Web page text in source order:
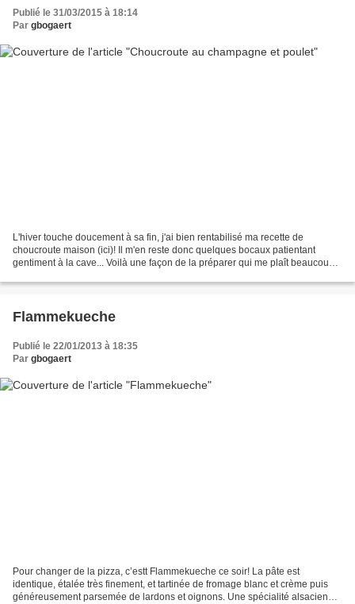
Publié le 31/03/2015 à 18:14
Par gbogaert
L'hiver touche doucement à sa fin, j'ai bien rentabilisé ma recette de
choucroute maison (ici)! Il m'en reste donc quelques bocaux patientant
gentiment à la cave... Voilà une façon de la préparer qui me plaît beaucoup:
Flammekueche
Publié le 22/01/2013 à 18:35
Par gbogaert
Pour changer de la pizza, c’estt Flammekueche ce soir! La pâte est
identique, étalée très finement, et tartinée de fromage blanc et crème puis
généreusement parsemée de lardons et oignons. Une spécialité alsacienne